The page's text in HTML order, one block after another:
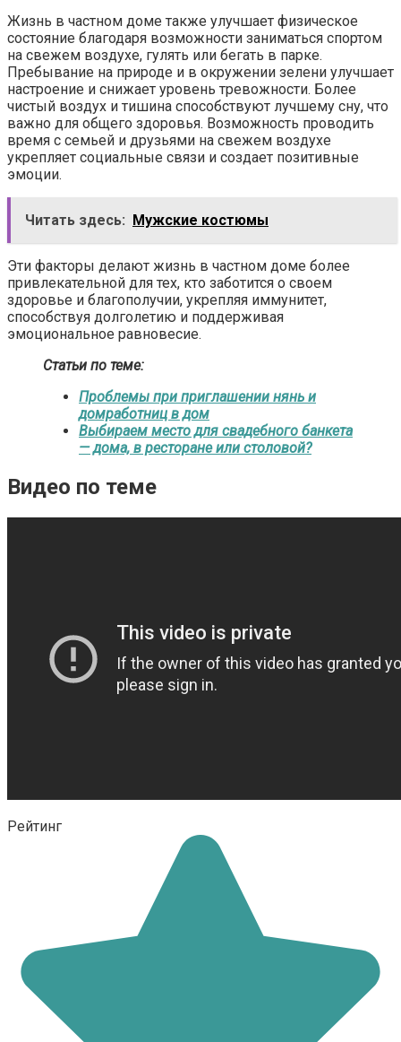
Жизнь в частном доме также улучшает физическое
состояние благодаря возможности заниматься спортом
на свежем воздухе, гулять или бегать в парке.
Пребывание на природе и в окружении зелени улучшает
настроение и снижает уровень тревожности. Более
чистый воздух и тишина способствуют лучшему сну, что
важно для общего здоровья. Возможность проводить
время с семьей и друзьями на свежем воздухе
укрепляет социальные связи и создает позитивные
эмоции.
Читать здесь: Мужские костюмы
Эти факторы делают жизнь в частном доме более
привлекательной для тех, кто заботится о своем
здоровье и благополучии, укрепляя иммунитет,
способствуя долголетию и поддерживая
эмоциональное равновесие.
Статьи по теме:
Проблемы при приглашении нянь и
домработниц в дом
Выбираем место для свадебного банкета
— дома, в ресторане или столовой?
Видео по теме
Рейтинг